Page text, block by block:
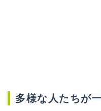
多様な人たちが